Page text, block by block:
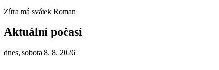
Zítra má svátek Roman
Aktuální počasí
dnes, sobota 8. 8. 2026